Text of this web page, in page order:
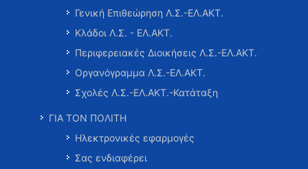
Γενική Επιθεώρηση Λ.Σ.-ΕΛ.ΑΚΤ.
Κλάδοι Λ.Σ. - ΕΛ.ΑΚΤ.
Περιφερειακές Διοικήσεις Λ.Σ.-ΕΛ.ΑΚΤ.
Οργανόγραμμα Λ.Σ.-ΕΛ.ΑΚΤ.
Σχολές Λ.Σ.-ΕΛ.ΑΚΤ.-Κατάταξη
ΓΙΑ ΤΟΝ ΠΟΛΙΤΗ
Ηλεκτρονικές εφαρμογές
Σας ενδιαφέρει